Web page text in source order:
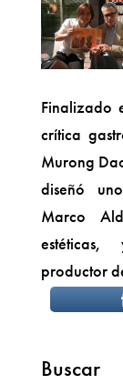
Finalizado
crítica
Murong
diseñó
Marco
productor
Buscar